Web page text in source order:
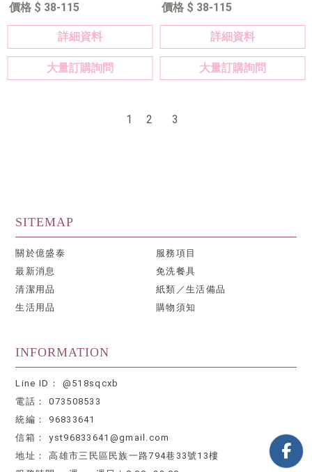
價格 $ 38-115
詳細資料
大量訂購詢問
價格 $ 38-115
詳細資料
大量訂購詢問
1 2 3
@518sqcxb
073508533
96833641
yst96833641@gmail.com
高雄市三民區民族一路794巷33號13樓
關於億盛泰
服務項目
最新消息
免洗餐具
清潔用品
紙類／生活備品
生活用品
購物須知